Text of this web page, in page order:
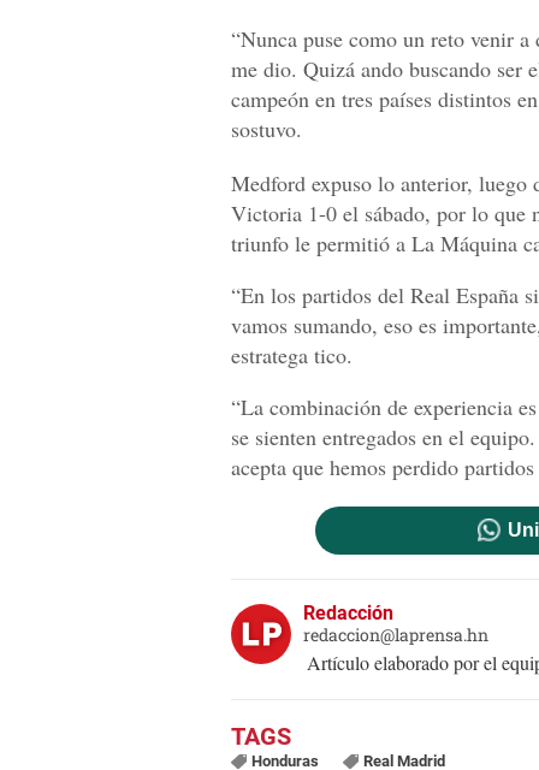
“Nunca puse como un reto venir
me dio. Quizá ando buscando ser
campeón en tres países distintos
sostuvo.
Medford expuso lo anterior, luego
Victoria 1-0 el sábado, por lo que
triunfo le permitió a La Máquina
“En los partidos del Real España
vamos sumando, eso es
estratega tico.
“La combinación de experiencia
se sienten entregados en el
acepta que hemos perdido
Redacción
redaccion@laprensa.hn
Artículo elaborado por el
Honduras Real Madrid